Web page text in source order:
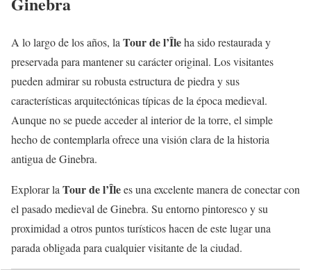
A lo largo de los años, la Tour de l’Îleha sido restaurada y
preservada para mantener su carácter original. Los visitantes
pueden admirar su robusta estructura de piedra y sus
características arquitectónicas típicas de la época medieval.
Aunque no se puede acceder al interior de la torre, el simple
hecho de contemplarla ofrece una visión clara de la historia
antigua de Ginebra.
Explorar la Tour de l’Îlees una excelente manera de conectar con
el pasado medieval de Ginebra. Su entorno pintoresco y su
proximidad a otros puntos turísticos hacen de este lugar una
parada obligada para cualquier visitante de la ciudad.